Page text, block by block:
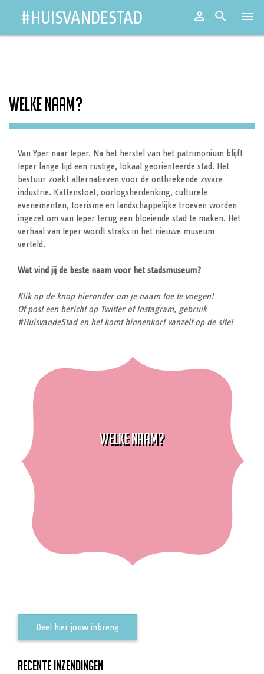
#HUISVANDESTAD Toggle

 
Welke naam?
Van Yper naar Ieper. Na het herstel van het patrimonium blijft
Ieper lange tijd een rustige, lokaal georiënteerde stad. Het
bestuur zoekt alternatieven voor de ontbrekende zware
industrie. Kattenstoet, oorlogsherdenking, culturele
evenementen, toerisme en landschappelijke troeven worden
ingezet om van Ieper terug een bloeiende stad te maken. Het
verhaal van Ieper wordt straks in het nieuwe museum
verteld.
Wat vind jij de beste naam voor het stadsmuseum?
Klik op de knop hieronder om je naam toe te voegen!
Of post een bericht op Twitter of Instagram, gebruik
#HuisvandeStad en het komt binnenkort vanzelf op de site!
WELKE NAAM?
Deel hier jouw inbreng
Recente inzendingen